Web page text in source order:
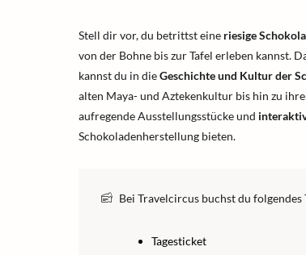
Stell dir vor, du betrittst eine riesige
von der Bohne bis zur Tafel erleben kannst.
kannst du in dieGeschichte und Kultur der
alten Maya- und Aztekenkultur bis hin zu
aufregende Ausstellungsstücke und
Schokoladenherstellung bieten.
Bei Travelcircus buchst du folgendes
Tagesticket